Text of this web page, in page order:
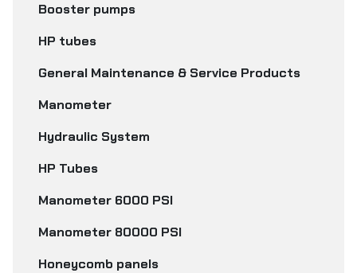
Booster pumps
HP tubes
General Maintenance & Service Products
Manometer
Hydraulic System
HP Tubes
Manometer 6000 PSI
Manometer 80000 PSI
Honeycomb panels